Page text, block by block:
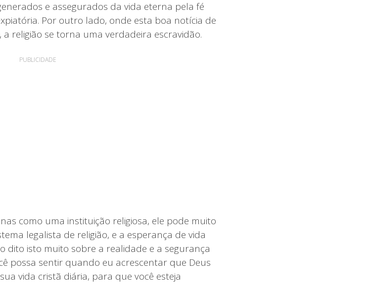
e assegurados da vida eterna pela fé
Por outro lado, onde esta boa notícia de
religião se torna uma verdadeira escravidão.
PUBLICIDADE
como uma instituição religiosa, ele pode muito
legalista de religião, e a esperança de vida
dito isto muito sobre a realidade e a segurança
possa sentir quando eu acrescentar que Deus
vida cristã diária, para que você esteja